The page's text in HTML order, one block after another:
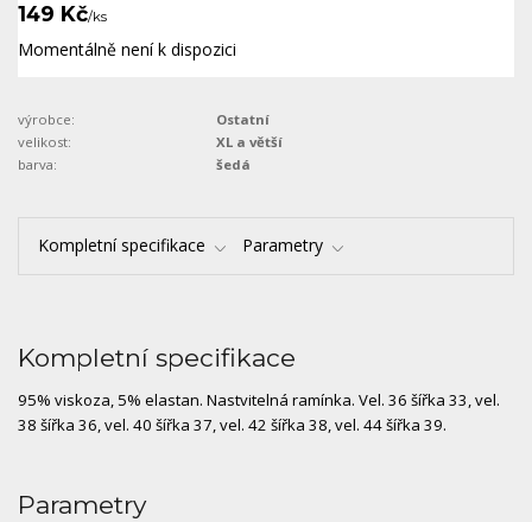
149 Kč/ks
Momentálně není k dispozici
výrobce:
Ostatní
velikost:
XL a větší
barva:
šedá
Kompletní specifikace Parametry
Kompletní specifikace
95% viskoza, 5% elastan. Nastvitelná ramínka. Vel. 36 šířka 33, vel.
38 šířka 36, vel. 40 šířka 37, vel. 42 šířka 38, vel. 44 šířka 39.
Parametry